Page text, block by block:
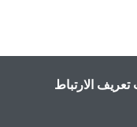
تعريف الارتباط